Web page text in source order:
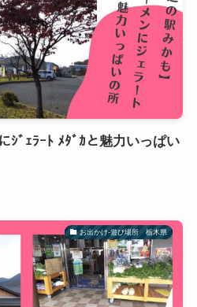
ｼﾞｪﾗｰﾄ ﾒﾀﾞｶと魅力いっぱい
お出かけ-遊び場所 栃木県